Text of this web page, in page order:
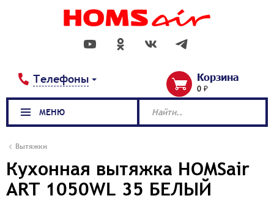
Телефоны Корзина
0 ₽
Вытяжки
Кухонная вытяжка HOMSair
ART 1050WL 35 БЕЛЫЙ
МЕНЮ Найти..